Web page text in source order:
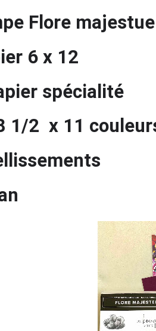
Flore
6 x 12
spécialité
1/2 x 11